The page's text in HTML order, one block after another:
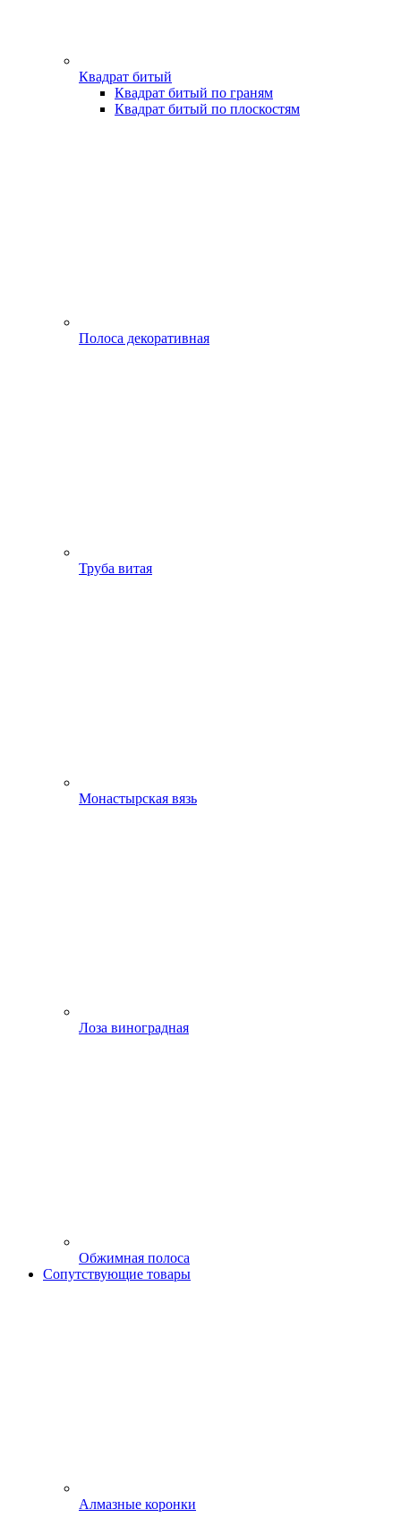
Квадрат битый
Квадрат битый по граням
Квадрат битый по плоскостям
Полоса декоративная
Труба витая
Монастырская вязь
Лоза виноградная
Обжимная полоса
Сопутствующие товары
Алмазные коронки